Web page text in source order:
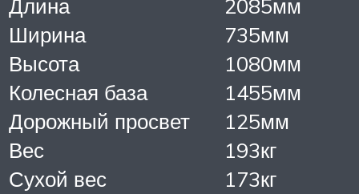
Длина
2085мм
Ширина
735мм
Высота
1080мм
Колесная база
1455мм
Дорожный просвет
125мм
Вес
193кг
Сухой вес
173кг